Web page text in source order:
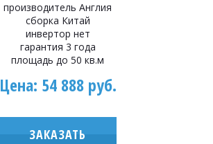
производитель Англия
сборка Китай
инвертор нет
гарантия 3 года
площадь до 50 кв.м
Цена: 54 888 руб.
ЗАКАЗАТЬ